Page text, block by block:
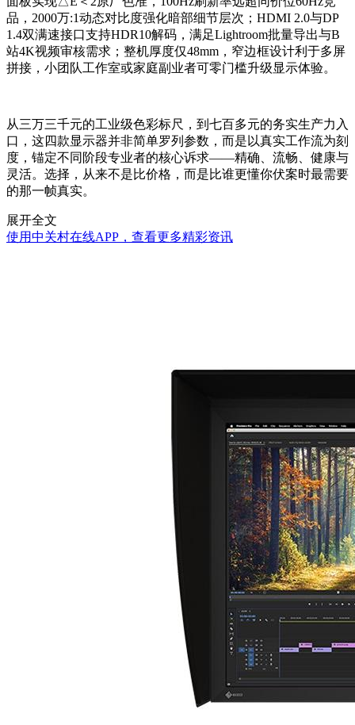
品，2000万:1动态对比度强化暗部细节层次；HDMI 2.0与DP
1.4双满速接口支持HDR10解码，满足Lightroom批量导出与B
站4K视频审核需求；整机厚度仅48mm，窄边框设计利于多屏
拼接，小团队工作室或家庭副业者可零门槛升级显示体验。
从三万三千元的工业级色彩标尺，到七百多元的务实生产力入
口，这四款显示器并非简单罗列参数，而是以真实工作流为刻
度，锚定不同阶段专业者的核心诉求——精确、流畅、健康与
灵活。选择，从来不是比价格，而是比谁更懂你伏案时最需要
的那一帧真实。
展开全文
使用中关村在线APP，查看更多精彩资讯